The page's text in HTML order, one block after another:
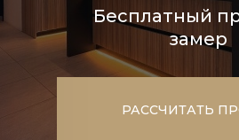
Бесплатный
замер
РАССЧИТАТЬ